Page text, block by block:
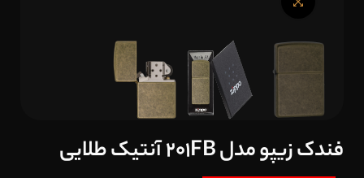
فندک زیپو مدل 201FB آنتیک طلایی